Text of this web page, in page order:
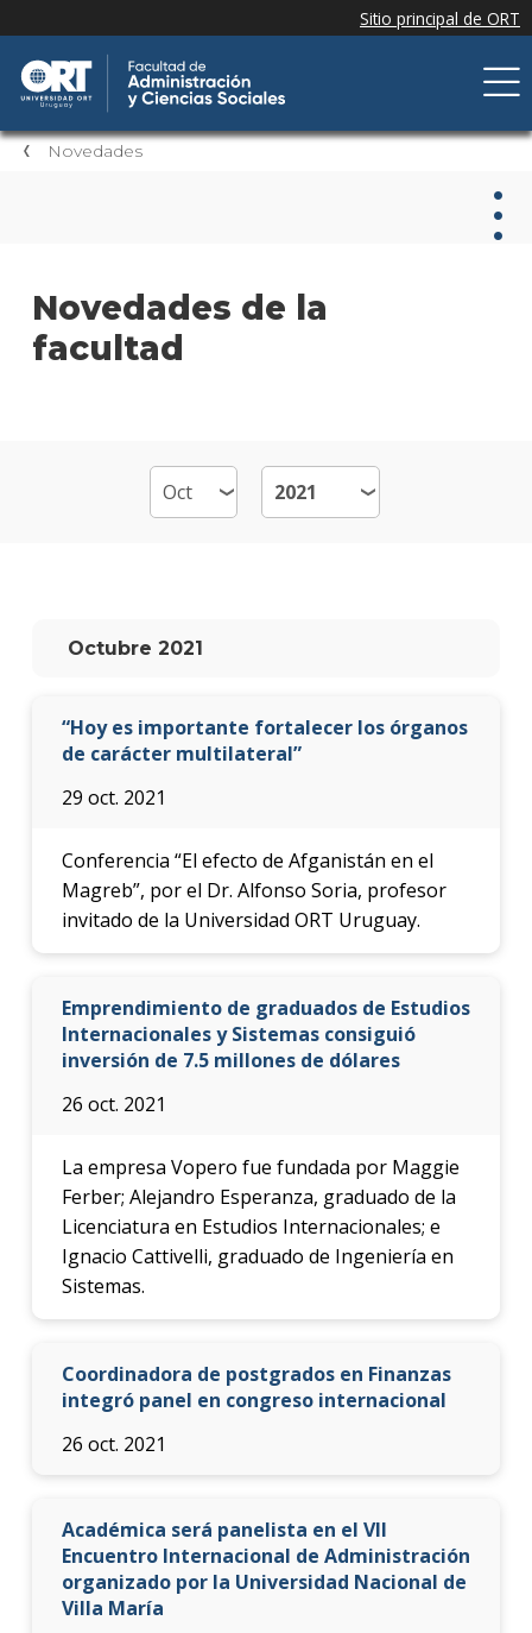
Novedades
Novedades de la
facultad
Octubre 2021
“Hoy es importante fortalecer los órganos
de carácter multilateral”
29 oct. 2021
Conferencia “El efecto de Afganistán en el
Magreb”, por el Dr. Alfonso Soria, profesor
invitado de la Universidad ORT Uruguay.
Emprendimiento de graduados de Estudios
Internacionales y Sistemas consiguió
inversión de 7.5 millones de dólares
26 oct. 2021
La empresa Vopero fue fundada por Maggie
Ferber; Alejandro Esperanza, graduado de la
Licenciatura en Estudios Internacionales; e
Ignacio Cattivelli, graduado de Ingeniería en
Sistemas.
Coordinadora de postgrados en Finanzas
integró panel en congreso internacional
26 oct. 2021
Académica será panelista en el VII
Encuentro Internacional de Administración
organizado por la Universidad Nacional de
Villa María